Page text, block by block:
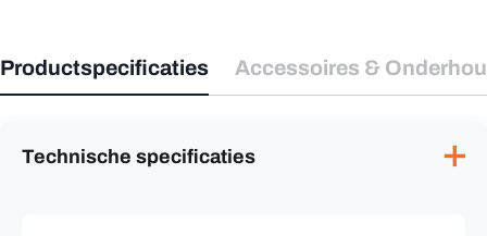
Productspecificaties Accessoires &
Technische specificaties ✕